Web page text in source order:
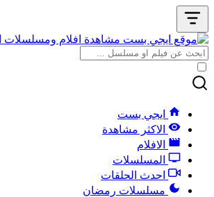
ايجي بست
الاكثر مشاهدة
الافلام
المسلسلات
احدث الحلقات
مسلسلات رمضان